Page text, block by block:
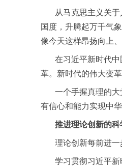
从马克思主义关于
国度，升腾起万千气
像今天这样昂扬向上、
在习近平新时代中
革。新时代的伟大变
一个手握真理的大
有信心和能力实现中
推进理论创新的
理论创新每前进一
学习贯彻习近平新